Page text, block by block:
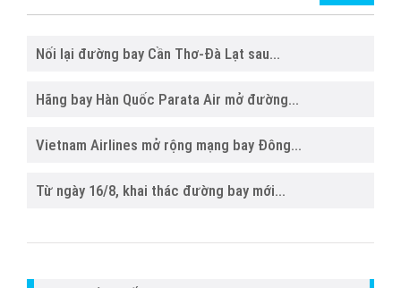
Nối lại đường bay Cần Thơ-Đà Lạt sau...
Hãng bay Hàn Quốc Parata Air mở đường...
Vietnam Airlines mở rộng mạng bay Đông...
Từ ngày 16/8, khai thác đường bay mới...